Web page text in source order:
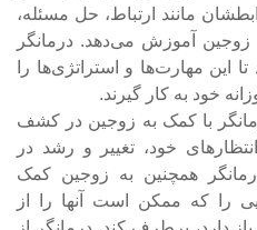
مانند ارتباط، حل مسئله،
آموزش می‌دهد. درمانگر
این مهارت‌ها و استراتژی‌ها را
خود به کار گیرند.
با کمک به زوجین در کشف
خود، تغییر و رشد در
همچنین به زوجین کمک
را که ممکن است آنها را از